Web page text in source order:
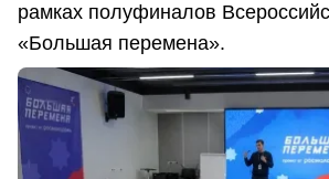
рамках полуфиналов
«Большая перемена».